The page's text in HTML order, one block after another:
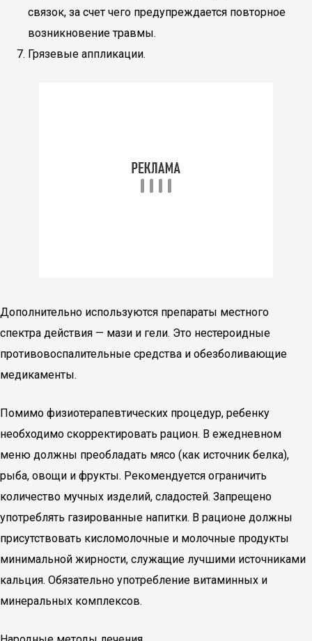
связок, за счет чего предупреждается повторное
возникновение травмы.
Грязевые аппликации.
Дополнительно используются препараты местного
спектра действия — мази и гели. Это нестероидные
противовоспалительные средства и обезболивающие
медикаменты.
Помимо физиотерапевтических процедур, ребенку
необходимо скорректировать рацион. В ежедневном
меню должны преобладать мясо (как источник белка),
рыба, овощи и фрукты. Рекомендуется ограничить
количество мучных изделий, сладостей. Запрещено
употреблять газированные напитки. В рационе должны
присутствовать кисломолочные и молочные продукты
минимальной жирности, служащие лучшими источниками
кальция. Обязательно употребление витаминных и
минеральных комплексов.